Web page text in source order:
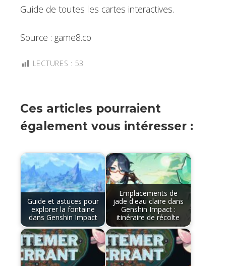
Guide de toutes les cartes interactives.
Source : game8.co
LECTURES : 53
Ces articles pourraient
également vous intéresser :
Guide et astuces pour
explorer la fontaine
dans Genshin Impact
Emplacements de
jade d'eau claire dans
Genshin Impact :
itinéraire de récolte